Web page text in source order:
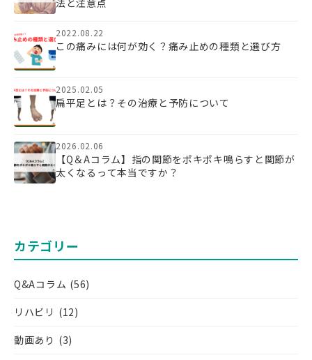
法と注意点
2022.08.22
この痛みには何が効く？痛み止めの種類と選び方
2025.02.05
扁平足とは？その治療と予防について
2026.02.06
【Q＆Aコラム】指の関節をポキポキ鳴らすと関節が
太くなるって本当ですか？
カテゴリー
Q&Aコラム (56)
リハビリ (12)
動画あり (3)